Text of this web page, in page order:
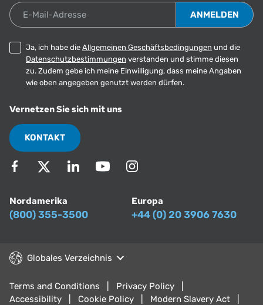
E-Mail-Adresse
Ja, ich habe die Allgemeinen Geschäftsbedingungen und die
Datenschutzbestimmungen verstanden und stimme diesen
zu. Zudem gebe ich meine Einwilligung, dass meine Angaben
wie oben angegeben genutzt werden dürfen.
Vernetzen Sie sich mit uns
KONTAKT
Nordamerika
(800) 355-3500
Europa
+44 (0) 20 3906 7630
Globales Verzeichnis
Terms and Conditions
Privacy Policy
Accessibility
Cookie Policy Modern Slavery Act